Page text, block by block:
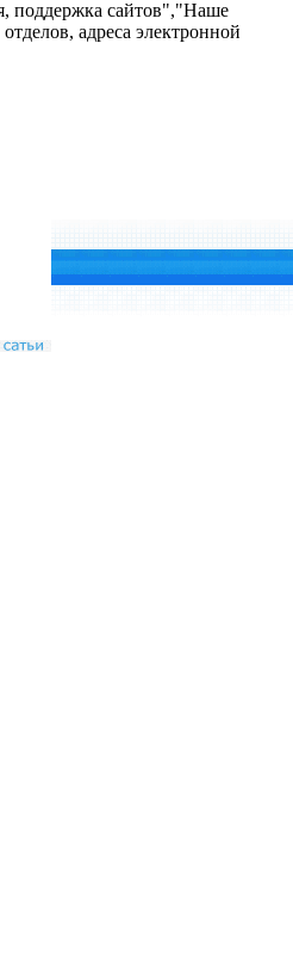
поддержка сайтов","Наше
адреса электронной